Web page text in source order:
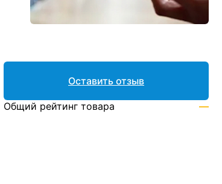
Оставить отзыв
Общий рейтинг товара —